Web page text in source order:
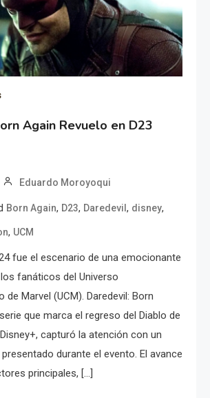
Again Revuelo en D23
Eduardo Moroyoqui
Born Again, D23, Daredevil , disney,
, UCM
fue el escenario de una emocionante
fanáticos del Universo
de Marvel (UCM). Daredevil: Born
que marca el regreso del Diablo de
capturó la atención con un
durante el evento. El avance
principales, […]